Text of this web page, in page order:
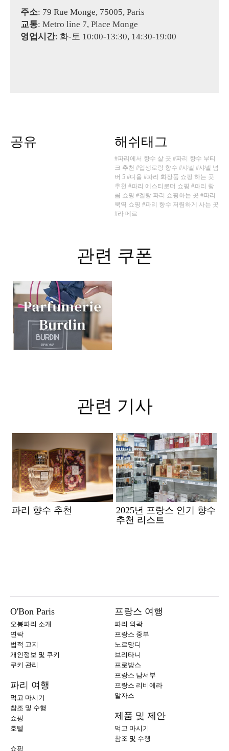
주소: 79 Rue Monge, 75005, Paris
교통: Metro line 7, Place Monge
영업시간: 화-토 10:00-13:30, 14:30-19:00
공유 해쉬태그
#파리에서 향수 살 곳 #파리 향수 부티
크 추천 #입생로랑 향수 #샤넬 #샤넬 넘
버 5 #디올 #파리 화장품 쇼핑 하는 곳
추천 #파리 에스티로더 쇼핑 #파리 랑
콤 쇼핑 #겔랑 파리 쇼핑하는 곳 #파리
북역 쇼핑 #파리 향수 저렴하게 사는 곳
#라 메르
관련 쿠폰
관련 기사
파리 향수 추천
2025년 프랑스 인기 향수
추천 리스트
O'Bon Paris
오봉파리 소개
연락
법적 고지
개인정보 및 쿠키
쿠키 관리
파리 여행
먹고 마시기
참조 및 수행
쇼핑
호텔
프랑스 여행
파리 외곽
프랑스 중부
노르망디
브리타니
프로방스
프랑스 남서부
프랑스 리비에라
알자스
제품 및 제안
먹고 마시기
참조 및 수행
쇼핑